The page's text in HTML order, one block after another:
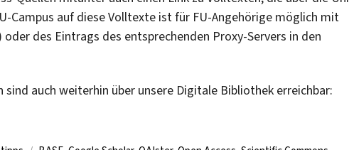
Campus auf diese Volltexte ist für FU-Angehörige möglich mit
des Eintrags des entsprechenden Proxy-Servers in den
auch weiterhin über unsere Digitale Bibliothek erreichbar: